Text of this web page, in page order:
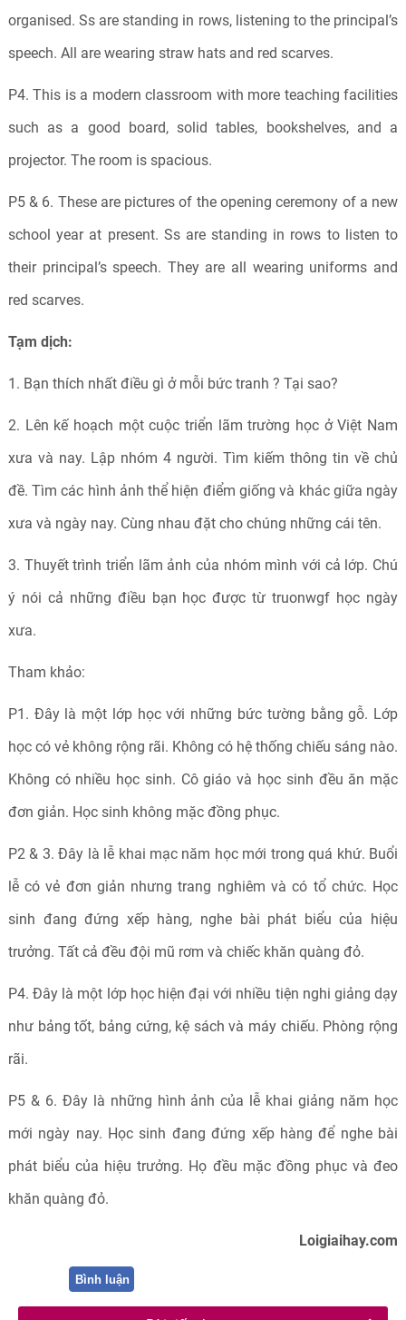
organised. Ss are standing in rows, listening to the principal’s
speech. All are wearing straw hats and red scarves.
P4. This is a modern classroom with more teaching facilities
such as a good board, solid tables, bookshelves, and a
projector. The room is spacious.
P5 & 6. These are pictures of the opening ceremony of a new
school year at present. Ss are standing in rows to listen to
their principal’s speech. They are all wearing uniforms and
red scarves.
Tạm dịch:
1. Bạn thích nhất điều gì ở mỗi bức tranh ? Tại sao?
2. Lên kế hoạch một cuộc triển lãm trường học ở Việt Nam
xưa và nay. Lập nhóm 4 người. Tìm kiếm thông tin về chủ
đề. Tìm các hình ảnh thể hiện điểm giống và khác giữa ngày
xưa và ngày nay. Cùng nhau đặt cho chúng những cái tên.
3. Thuyết trình triển lãm ảnh của nhóm mình với cả lớp. Chú
ý nói cả những điều bạn học được từ truonwgf học ngày
xưa.
Tham khảo:
P1. Đây là một lớp học với những bức tường bằng gỗ. Lớp
học có vẻ không rộng rãi. Không có hệ thống chiếu sáng nào.
Không có nhiều học sinh. Cô giáo và học sinh đều ăn mặc
đơn giản. Học sinh không mặc đồng phục.
P2 & 3. Đây là lễ khai mạc năm học mới trong quá khứ. Buổi
lễ có vẻ đơn giản nhưng trang nghiêm và có tổ chức. Học
sinh đang đứng xếp hàng, nghe bài phát biểu của hiệu
trưởng. Tất cả đều đội mũ rơm và chiếc khăn quàng đỏ.
P4. Đây là một lớp học hiện đại với nhiều tiện nghi giảng dạy
như bảng tốt, bảng cứng, kệ sách và máy chiếu. Phòng rộng
rãi.
P5 & 6. Đây là những hình ảnh của lễ khai giảng năm học
mới ngày nay. Học sinh đang đứng xếp hàng để nghe bài
phát biểu của hiệu trưởng. Họ đều mặc đồng phục và đeo
khăn quàng đỏ.
Loigiaihay.com
Bình luận